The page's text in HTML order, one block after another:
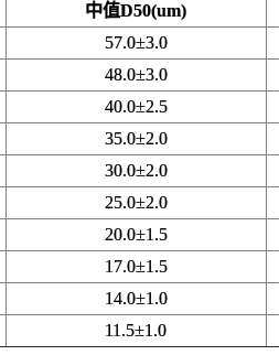
中值D50(um)
57.0±3.0
48.0±3.0
40.0±2.5
35.0±2.0
30.0±2.0
25.0±2.0
20.0±1.5
17.0±1.5
14.0±1.0
11.5±1.0